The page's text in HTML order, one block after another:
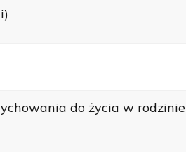
do życia w rodzinie